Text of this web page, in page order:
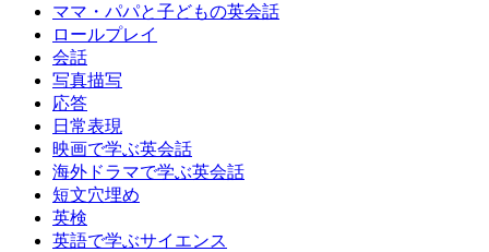
ママ・パパと子どもの英会話
ロールプレイ
会話
写真描写
応答
日常表現
映画で学ぶ英会話
海外ドラマで学ぶ英会話
短文穴埋め
英検
英語で学ぶサイエンス